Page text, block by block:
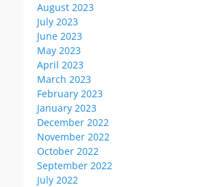
August 2023
July 2023
June 2023
May 2023
April 2023
March 2023
February 2023
January 2023
December 2022
November 2022
October 2022
September 2022
July 2022